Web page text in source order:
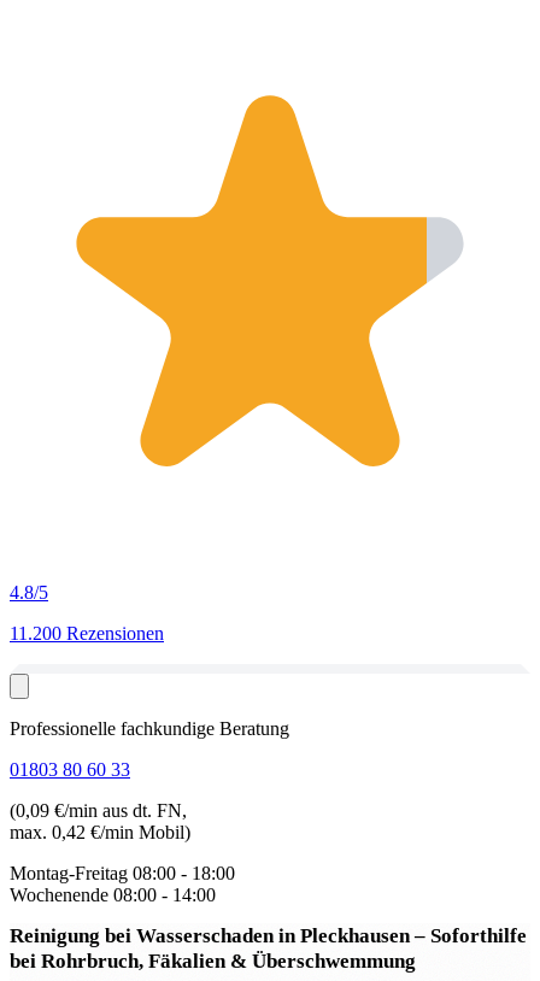
4.8/5
11.200 Rezensionen
Professionelle fachkundige Beratung
01803 80 60 33
(0,09 €/min aus dt. FN,
max. 0,42 €/min Mobil)
Montag-Freitag 08:00 - 18:00
Wochenende 08:00 - 14:00
Reinigung bei Wasserschaden in Pleckhausen– Soforthilfe
bei Rohrbruch, Fäkalien & Überschwemmung